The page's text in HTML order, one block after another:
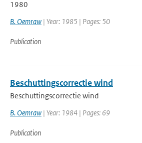
1980
B. Oemraw | Year: 1985 | Pages: 50
Publication
Beschuttingscorrectie wind
Beschuttingscorrectie wind
B. Oemraw | Year: 1984 | Pages: 69
Publication